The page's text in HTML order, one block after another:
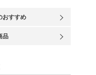
おすすめ
品